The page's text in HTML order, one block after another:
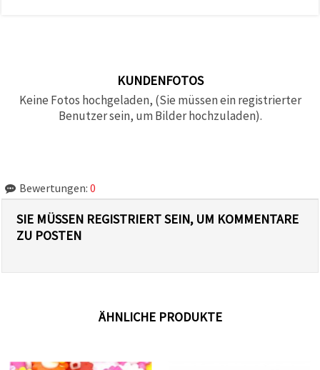
KUNDENFOTOS
Keine Fotos hochgeladen, (Sie müssen ein registrierter
Benutzer sein, um Bilder hochzuladen).
Bewertungen: 0
SIE MÜSSEN REGISTRIERT SEIN, UM KOMMENTARE
ZU POSTEN
ÄHNLICHE PRODUKTE